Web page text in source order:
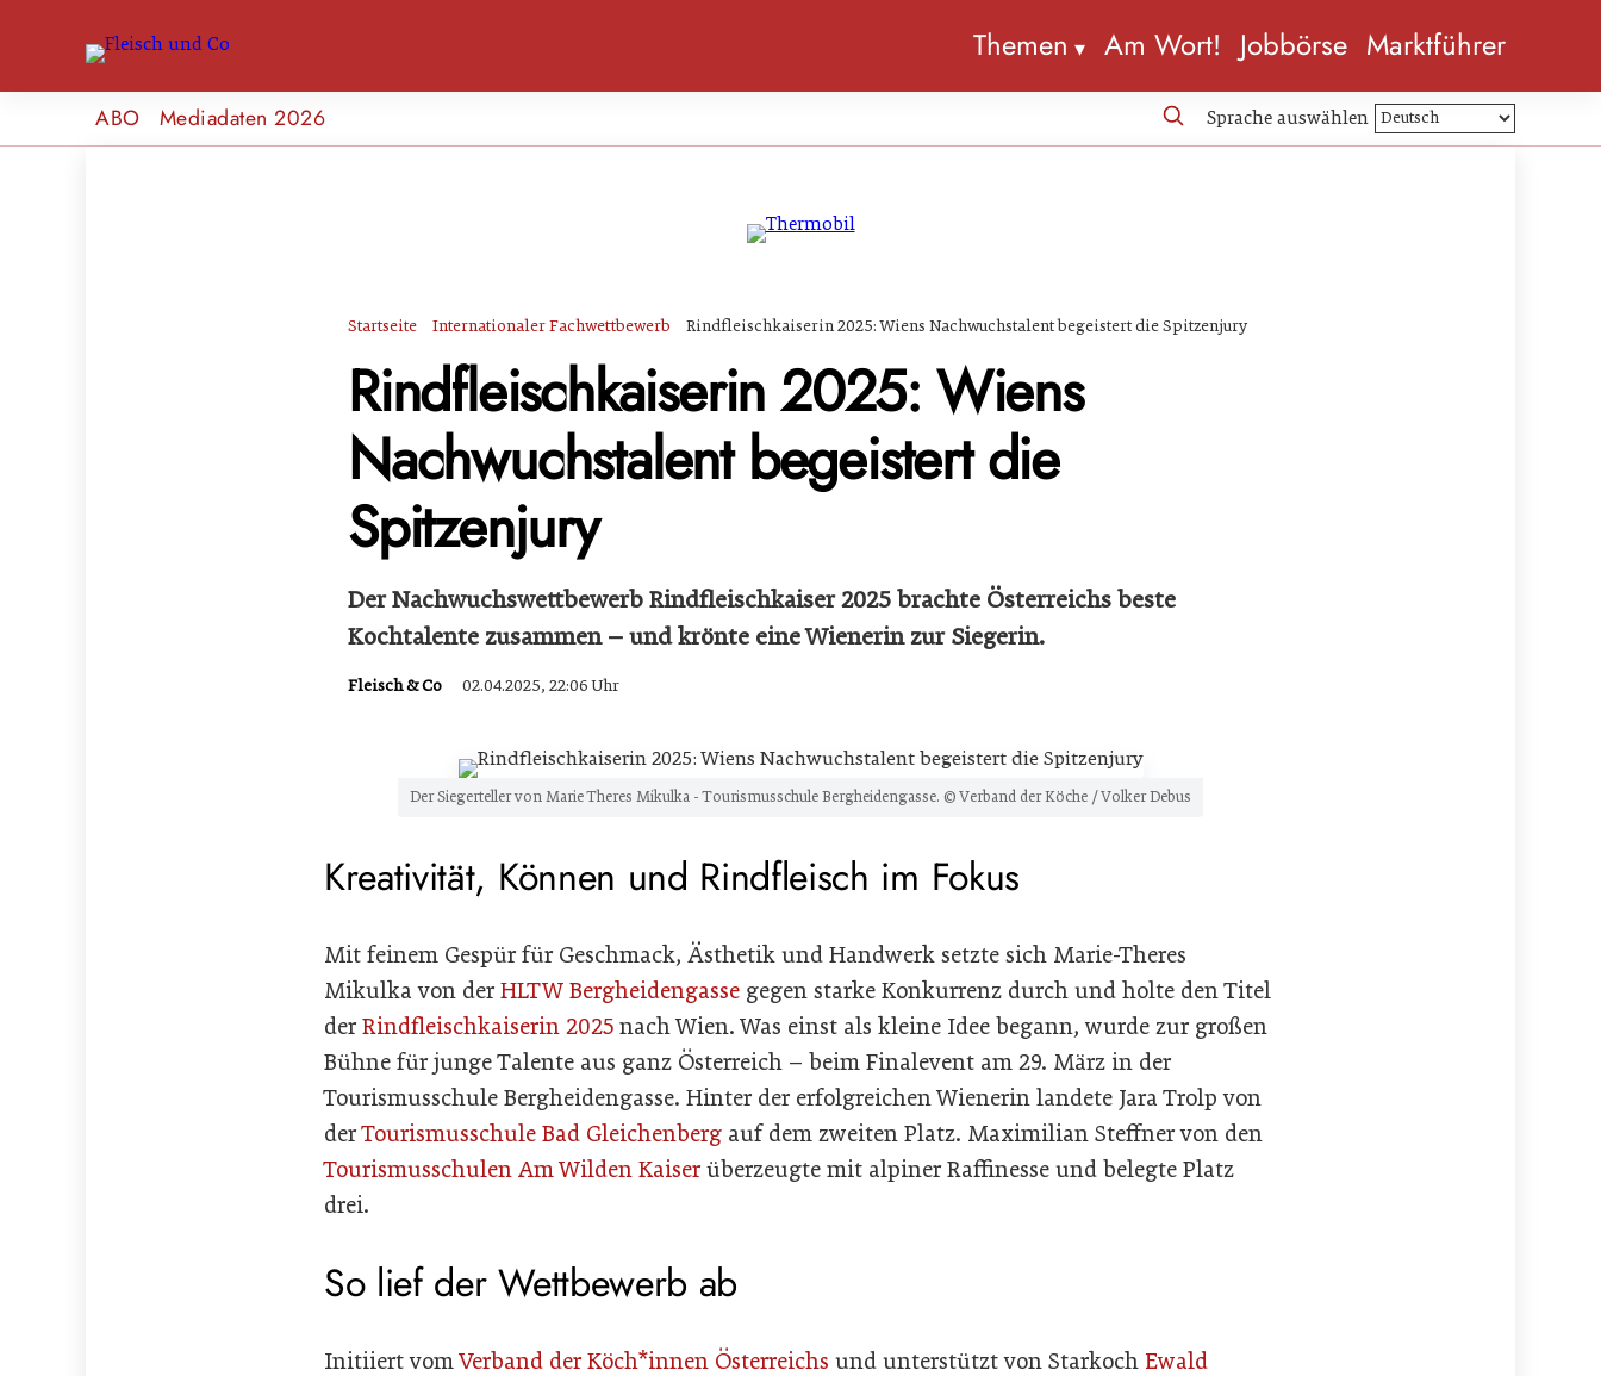
Themen Am Wort! Jobbörse Marktführer
ABO Mediadaten 2026 Sprache auswählen
Startseite Internationaler Fachwettbewerb Rindfleischkaiserin 2025: Wiens Nachwuchstalent begeistert die Spitzenjury
Rindfleischkaiserin 2025: Wiens
Nachwuchstalent begeistert die
Spitzenjury
Der Nachwuchswettbewerb Rindfleischkaiser 2025 brachte Österreichs beste
Kochtalente zusammen – und krönte eine Wienerin zur Siegerin.
Fleisch & Co 02.04.2025, 22:06 Uhr
Der Siegerteller von Marie Theres Mikulka - Tourismusschule Bergheidengasse. © Verband der Köche / Volker Debus
Kreativität, Können und Rindfleisch im Fokus
Mit feinem Gespür für Geschmack, Ästhetik und Handwerk setzte sich Marie-Theres
Mikulka von der HLTW Bergheidengasse gegen starke Konkurrenz durch und holte den Titel
der Rindfleischkaiserin 2025 nach Wien. Was einst als kleine Idee begann, wurde zur großen
Bühne für junge Talente aus ganz Österreich – beim Finalevent am 29. März in der
Tourismusschule Bergheidengasse. Hinter der erfolgreichen Wienerin landete Jara Trolp von
derTourismusschule Bad Gleichenberg auf dem zweiten Platz. Maximilian Steffner von den
Tourismusschulen Am Wilden Kaiserüberzeugte mit alpiner Raffinesse und belegte Platz
drei.
So lief der Wettbewerb ab
Initiiert vomVerband der Köch*innen Österreichs und unterstützt von Starkoch Ewald